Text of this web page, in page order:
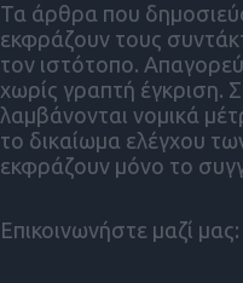
Τα άρθρα που
εκφράζουν τους
τον ιστότοπο.
χωρίς γραπτή έγκριση.
λαμβάνονται νομικά
το δικαίωμα ελέγχου
εκφράζουν μόνο το
Επικοινωνήστε μαζί μας: